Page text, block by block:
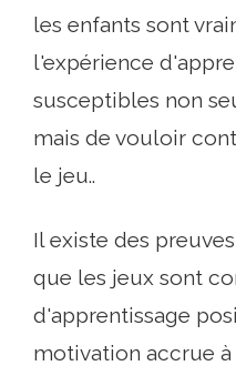
les enfants sont
l'expérience
susceptibles non
mais de vouloir
le jeu..
Il existe des
que les jeux sont
d'apprentissage
motivation accrue